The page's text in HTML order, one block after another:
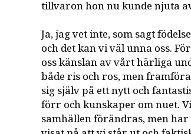
tillvaron hon nu kunde njuta
Ja, jag vet inte, som sagt
och det kan vi väl unna oss.
oss känslan av vårt härliga
både ris och ros, men
sig själv på ett nytt och
förr och kunskaper om nuet.
samhällen förändras, men